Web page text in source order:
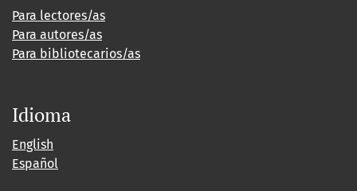
Para lectores/as
Para autores/as
Para bibliotecarios/as
Idioma
English
Español